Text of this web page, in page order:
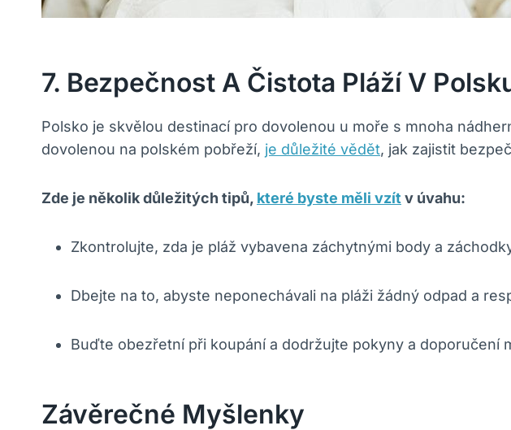
7. Bezpečnost A Čistota Pláží V
Polsko je skvělou destinací pro dovolenou u moře s mnoha
dovolenou na polském pobřeží, je důležité vědět, jak zajistit
Zde je několik důležitých tipů, které byste měli vzít v úvahu:
Zkontrolujte, zda je pláž vybavena záchytnými body a
Dbejte na to, abyste neponechávali na pláži žádný odpad a
Buďte obezřetní při koupání a dodržujte pokyny a doporučení
Závěrečné Myšlenky